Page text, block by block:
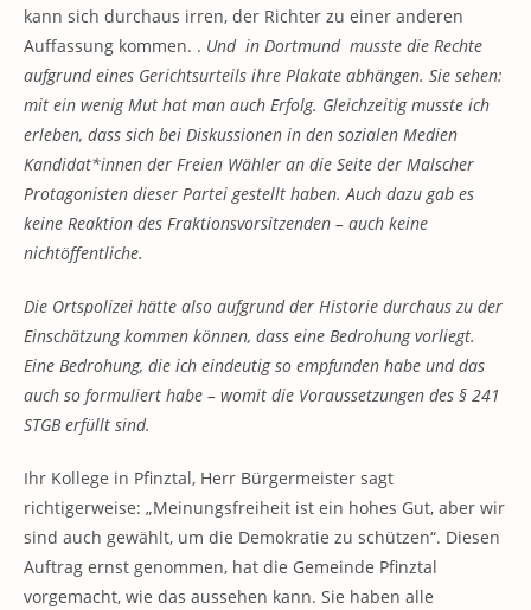
kann sich durchaus irren, der Richter zu einer anderen
Auffassung kommen. . Und in Dortmund musste die Rechte
aufgrund eines Gerichtsurteils ihre Plakate abhängen. Sie sehen:
mit ein wenig Mut hat man auch Erfolg. Gleichzeitig musste ich
erleben, dass sich bei Diskussionen in den sozialen Medien
Kandidat*innen der Freien Wähler an die Seite der Malscher
Protagonisten dieser Partei gestellt haben. Auch dazu gab es
keine Reaktion des Fraktionsvorsitzenden – auch keine
nichtöffentliche.
Die Ortspolizei hätte also aufgrund der Historie durchaus zu der
Einschätzung kommen können, dass eine Bedrohung vorliegt.
Eine Bedrohung, die ich eindeutig so empfunden habe und das
auch so formuliert habe – womit die Voraussetzungen des § 241
STGB erfüllt sind.
Ihr Kollege in Pfinztal, Herr Bürgermeister sagt
richtigerweise: „Meinungsfreiheit ist ein hohes Gut, aber wir
sind auch gewählt, um die Demokratie zu schützen“. Diesen
Auftrag ernst genommen, hat die Gemeinde Pfinztal
vorgemacht, wie das aussehen kann. Sie haben alle